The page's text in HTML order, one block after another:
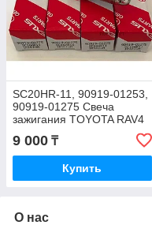
SC20HR-11, 90919-01253,
90919-01275 Свеча
зажигания TOYOTA RAV4
ZSA42 2013 V-2.0 3ZRFE,
DENSO JAPAN, IRIDIUM
9 000 ₸
Купить
О нас